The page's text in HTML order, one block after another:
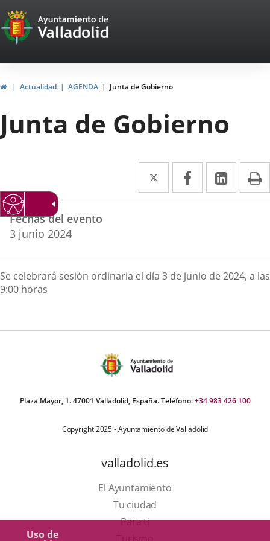
Uso de
Portal
Web
del
Ayuntamiento
de
Valladolid
InicioActualidad AGENDA Junta de Gobierno
Junta de Gobierno
Twitter
Enlace
a
externa.
Facebook
Enlace
a
externa.
Enlace
a
Datos
del
evento
Fechas del evento
3 junio 2024
Descripción
Se celebrará sesión ordinaria el día 3 de junio de 2024, a las
9:00 horas
Plaza Mayor, 1. 47001 Valladolid, España. Teléfono:+34 983 426 100
Copyright 2025 - Ayuntamiento de Valladolid
valladolid.es
El Ayuntamiento
Tu ciudad
Para ti